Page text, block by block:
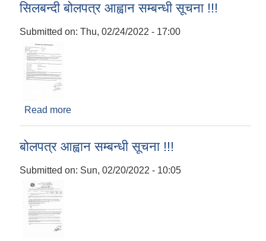
सिलबन्दी बोलपत्र आह्वान सम्बन्धी सूचना !!!
Submitted on: Thu, 02/24/2022 - 17:00
Read more
बोलपत्र आह्वान सम्बन्धी सूचना !!!
Submitted on: Sun, 02/20/2022 - 10:05